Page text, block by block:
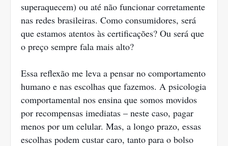
superaquecem) ou até não funcionar corretamente
nas redes brasileiras. Como consumidores, será
que estamos atentos às certificações? Ou será que
o preço sempre fala mais alto?
Essa reflexão me leva a pensar no comportamento
humano e nas escolhas que fazemos. A psicologia
comportamental nos ensina que somos movidos
por recompensas imediatas – neste caso, pagar
menos por um celular. Mas, a longo prazo, essas
escolhas podem custar caro, tanto para o bolso